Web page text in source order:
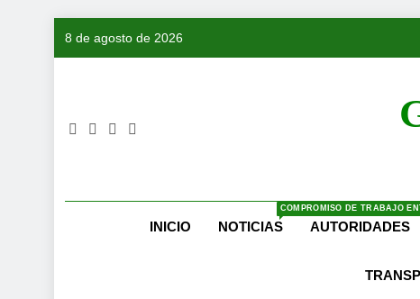
8 de agosto de 2026
INICIO NOTICIAS
COMPROMISO DE TRABAJO
AUTORIDADES